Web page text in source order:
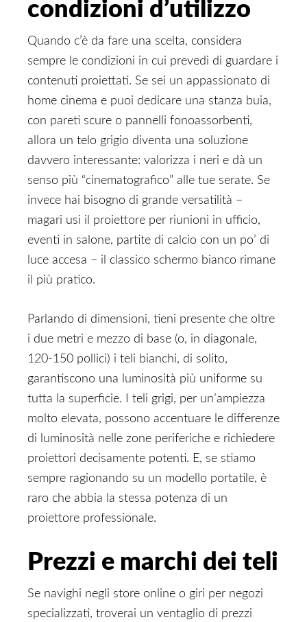
condizioni d’utilizzo
Quando c’è da fare una scelta, considera
sempre le condizioni in cui prevedi di guardare i
contenuti proiettati. Se sei un appassionato di
home cinema e puoi dedicare una stanza buia,
con pareti scure o pannelli fonoassorbenti,
allora un telo grigio diventa una soluzione
davvero interessante: valorizza i neri e dà un
senso più “cinematografico” alle tue serate. Se
invece hai bisogno di grande versatilità –
magari usi il proiettore per riunioni in ufficio,
eventi in salone, partite di calcio con un po’ di
luce accesa – il classico schermo bianco rimane
il più pratico.
Parlando di dimensioni, tieni presente che oltre
i due metri e mezzo di base (o, in diagonale,
120-150 pollici) i teli bianchi, di solito,
garantiscono una luminosità più uniforme su
tutta la superficie. I teli grigi, per un’ampiezza
molto elevata, possono accentuare le differenze
di luminosità nelle zone periferiche e richiedere
proiettori decisamente potenti. E, se stiamo
sempre ragionando su un modello portatile, è
raro che abbia la stessa potenza di un
proiettore professionale.
Prezzi e marchi dei teli
Se navighi negli store online o giri per negozi
specializzati, troverai un ventaglio di prezzi